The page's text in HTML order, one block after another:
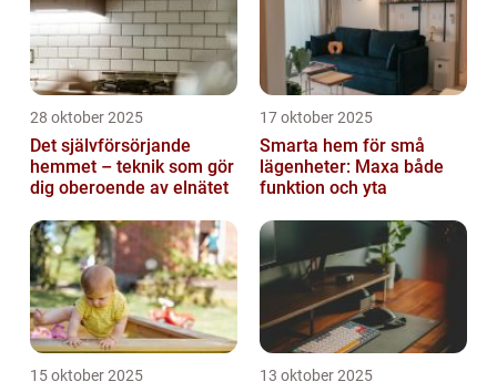
28 oktober 2025
Det självförsörjande
hemmet – teknik som gör
dig oberoende av elnätet
17 oktober 2025
Smarta hem för små
lägenheter: Maxa både
funktion och yta
15 oktober 2025 13 oktober 2025